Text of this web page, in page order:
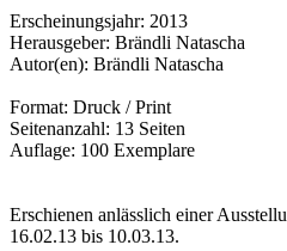
Erscheinungsjahr: 2013
Herausgeber: Brändli Natascha
Autor(en): Brändli Natascha
Format: Druck / Print
Seitenanzahl: 13 Seiten
Auflage: 100 Exemplare
Erschienen anlässlich einer
16.02.13 bis 10.03.13.